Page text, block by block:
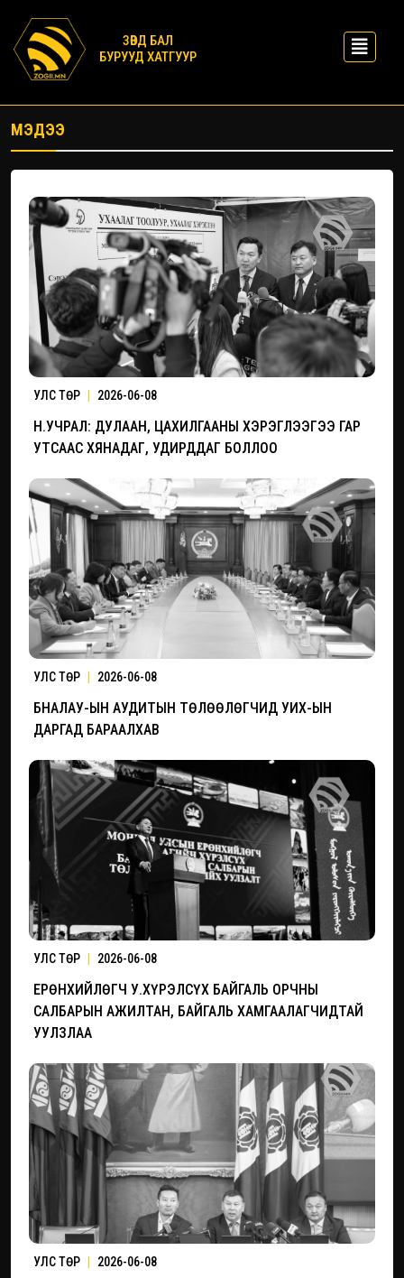
ЗӨВД БАЛ
БУРУУД ХАТГУУР
МЭДЭЭ
УЛС ТӨР 2026-06-08
Н.УЧРАЛ: ДУЛААН, ЦАХИЛГААНЫ ХЭРЭГЛЭЭГЭЭ ГАР
УТСААС ХЯНАДАГ, УДИРДДАГ БОЛЛОО
УЛС ТӨР 2026-06-08
БНАЛАУ-ЫН АУДИТЫН ТӨЛӨӨЛӨГЧИД УИХ-ЫН
ДАРГАД БАРААЛХАВ
УЛС ТӨР 2026-06-08
ЕРӨНХИЙЛӨГЧ У.ХҮРЭЛСҮХ БАЙГАЛЬ ОРЧНЫ
САЛБАРЫН АЖИЛТАН, БАЙГАЛЬ ХАМГААЛАГЧИДТАЙ
УУЛЗЛАА
УЛС ТӨР 2026-06-08